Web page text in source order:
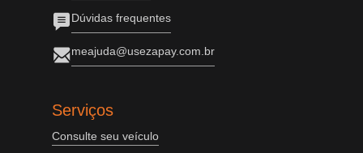
Dúvidas frequentes
meajuda@usezapay.com.br
Serviços
Consulte seu veículo